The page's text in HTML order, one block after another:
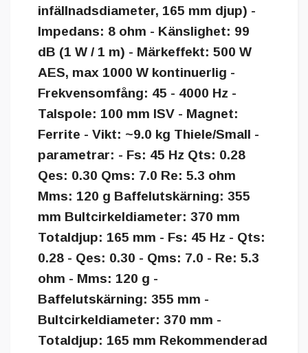
infällnadsdiameter, 165 mm djup) -
Impedans: 8 ohm - Känslighet: 99
dB (1 W / 1 m) - Märkeffekt: 500 W
AES, max 1000 W kontinuerlig -
Frekvensomfång: 45 - 4000 Hz -
Talspole: 100 mm ISV - Magnet:
Ferrite - Vikt: ~9.0 kg Thiele/Small -
parametrar: - Fs: 45 Hz Qts: 0.28
Qes: 0.30 Qms: 7.0 Re: 5.3 ohm
Mms: 120 g Baffelutskärning: 355
mm Bultcirkeldiameter: 370 mm
Totaldjup: 165 mm - Fs: 45 Hz - Qts:
0.28 - Qes: 0.30 - Qms: 7.0 - Re: 5.3
ohm - Mms: 120 g -
Baffelutskärning: 355 mm -
Bultcirkeldiameter: 370 mm -
Totaldjup: 165 mm Rekommenderad